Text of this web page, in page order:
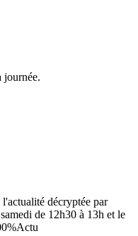
journée.
décryptée par
de 12h30 à 13h et le